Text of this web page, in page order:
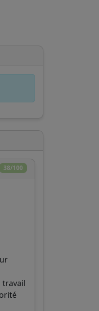
38/100
travail